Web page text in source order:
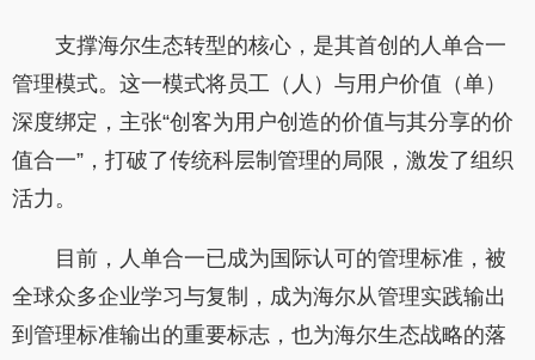
支撑海尔生态转型的核心，是其首创的人单合一
管理模式。这一模式将员工（人）与用户价值（单）
深度绑定，主张“创客为用户创造的价值与其分享的价
值合一”，打破了传统科层制管理的局限，激发了组织
活力。
目前，人单合一已成为国际认可的管理标准，被
全球众多企业学习与复制，成为海尔从管理实践输出
到管理标准输出的重要标志，也为海尔生态战略的落